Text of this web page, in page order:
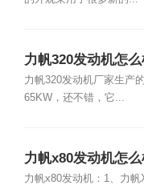
力帆320发动机怎
力帆320发动机厂家生产
65KW，还不错，它...
力帆x80发动机怎
力帆x80发动机：1、力